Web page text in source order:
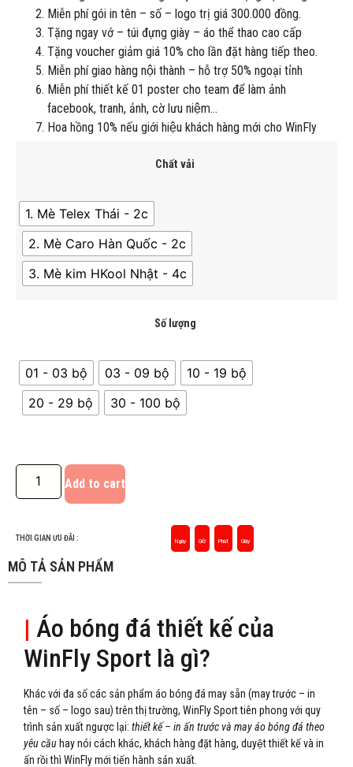
Miễn phí gói in tên – số – logo trị giá 300.000 đồng.
Tặng ngay vớ – túi đựng giày – áo thể thao cao cấp
Tặng voucher giảm giá 10% cho lần đặt hàng tiếp theo.
Miễn phí giao hàng nội thành – hỗ trợ 50% ngoại tỉnh
Miễn phí thiết kế 01 poster cho team để làm ảnh
facebook, tranh, ảnh, cờ lưu niệm…
Hoa hồng 10% nếu giới hiệu khách hàng mới cho WinFly
Chất vải
1. Mè Telex Thái - 2c
2. Mè Caro Hàn Quốc - 2c
3. Mè kim HKool Nhật - 4c
Số lượng
01 - 03 bộ 03 - 09 bộ
10 - 19 bộ
20 - 29 bộ
30 - 100 bộ
Add to cart
THỜI GIAN ƯU ĐÃI : Ngày Giờ Phút Giây
MÔ TẢ SẢN PHẨM
| Áo bóng đá thiết kế của
WinFly Sport là gì?
Khác với đa số các sản phẩm áo bóng đá may sẵn (may trước – in
tên – số – logo sau) trên thị trường, WinFly Sport tiên phong với quy
trình sản xuất ngược lại: thiết kế – in ấn trước và may áo bóng đá theo
yêu cầuhay nói cách khác, khách hàng đặt hàng, duyệt thiết kế và in
ấn rồi thì WinFly mới tiến hành sản xuất.